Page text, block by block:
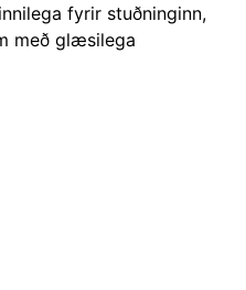
fyrir stuðninginn,
með glæsilega